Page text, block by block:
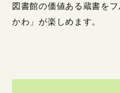
図書館の価値ある蔵書を
かわ」が楽しめます。